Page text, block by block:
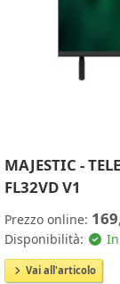
MAJESTIC -
FL32VD V1
Prezzo online:
Disponibilità:
Vai all'articolo